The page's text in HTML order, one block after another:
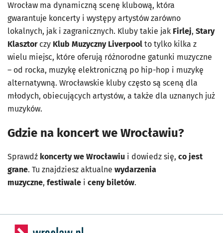
Wrocław ma dynamiczną scenę klubową, która
gwarantuje koncerty i występy artystów zarówno
lokalnych, jak i zagranicznych. Kluby takie jak Firlej, Stary
Klasztorczy Klub Muzyczny Liverpool to tylko kilka z
wielu miejsc, które oferują różnorodne gatunki muzyczne
– od rocka, muzykę elektroniczną po hip-hop i muzykę
alternatywną. Wrocławskie kluby często są sceną dla
młodych, obiecujących artystów, a także dla uznanych już
muzyków.
Gdzie na koncert we Wrocławiu?
Sprawdź koncerty we Wrocławiu i dowiedz się, co jest
grane. Tu znajdziesz aktualne wydarzenia
muzyczne, festiwale i ceny biletów.